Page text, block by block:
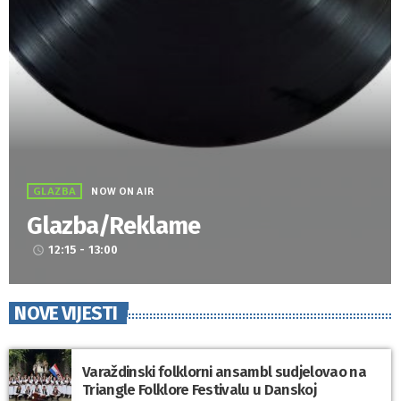
GLAZBA NOW ON AIR
Glazba/Reklame
access_time 12:15 - 13:00
NOVE VIJESTI
Varaždinski folklorni ansambl sudjelovao na
Triangle Folklore Festivalu u Danskoj